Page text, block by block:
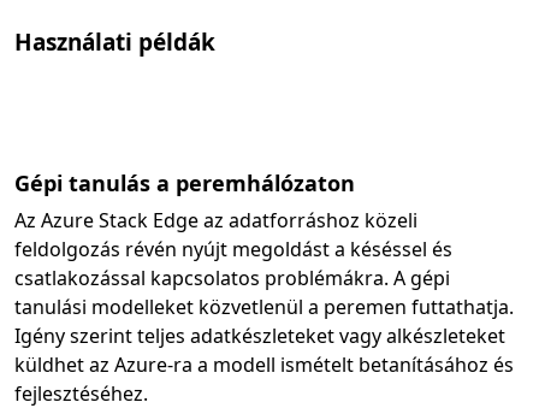
Használati példák
Gépi tanulás a peremhálózaton
Az Azure Stack Edge az adatforráshoz közeli
feldolgozás révén nyújt megoldást a késéssel és
csatlakozással kapcsolatos problémákra. A gépi
tanulási modelleket közvetlenül a peremen futtathatja.
Igény szerint teljes adatkészleteket vagy alkészleteket
küldhet az Azure-ra a modell ismételt betanításához és
fejlesztéséhez.